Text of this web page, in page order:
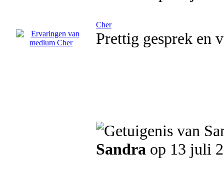
Cher
Prettig gesprek en
Sandra op 13 juli